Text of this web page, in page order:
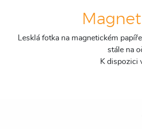
Lesklá fotka na magnetickém
stále na
K dispozici